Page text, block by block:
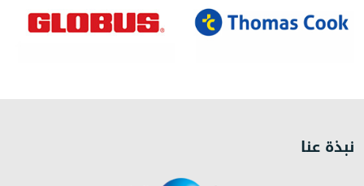
نبذة عنا